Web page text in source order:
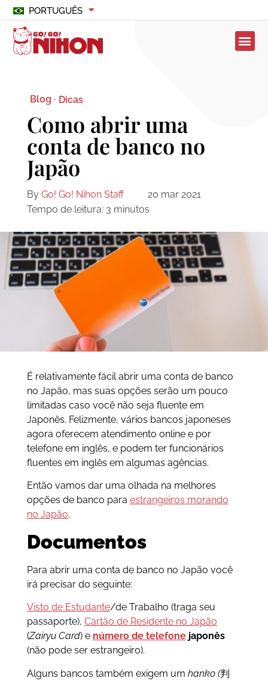
PORTUGUÊS
Blog · Dicas
Como abrir uma
conta de banco no
Japão
By Go! Go! Nihon Staff
20 mar 2021
Tempo de leitura: 3 minutos
É relativamente fácil abrir uma conta de banco
no Japão, mas suas opções serão um pouco
limitadas caso você não seja fluente em
Japonês. Felizmente, vários bancos japoneses
agora oferecem atendimento online e por
telefone em inglês, e podem ter funcionários
fluentes em inglês em algumas agências.
Então vamos dar uma olhada na melhores
opções de banco para estrangeiros morando
no Japão.
Documentos
Para abrir uma conta de banco no Japão você
irá precisar do seguinte:
Visto de Estudante/de Trabalho (traga seu
passaporte), Cartão de Residente no Japão
(Zairyu Card) e número de telefonejaponês
(não pode ser estrangeiro).
Alguns bancos também exigem um hanko (判